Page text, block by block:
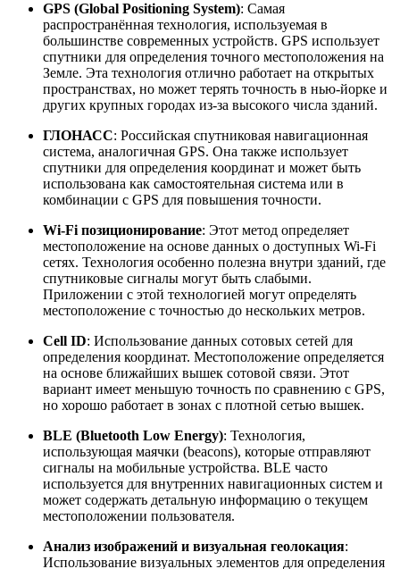
GPS (Global Positioning System): Самая
распространённая технология, используемая в
большинстве современных устройств. GPS использует
спутники для определения точного местоположения на
Земле. Эта технология отлично работает на открытых
пространствах, но может терять точность в нью-йорке и
других крупных городах из-за высокого числа зданий.
ГЛОНАСС: Российская спутниковая навигационная
система, аналогичная GPS. Она также использует
спутники для определения координат и может быть
использована как самостоятельная система или в
комбинации с GPS для повышения точности.
Wi-Fi позиционирование: Этот метод определяет
местоположение на основе данных о доступных Wi-Fi
сетях. Технология особенно полезна внутри зданий, где
спутниковые сигналы могут быть слабыми.
Приложении с этой технологией могут определять
местоположение с точностью до нескольких метров.
Cell ID: Использование данных сотовых сетей для
определения координат. Местоположение определяется
на основе ближайших вышек сотовой связи. Этот
вариант имеет меньшую точность по сравнению с GPS,
но хорошо работает в зонах с плотной сетью вышек.
BLE (Bluetooth Low Energy): Технология,
использующая маячки (beacons), которые отправляют
сигналы на мобильные устройства. BLE часто
используется для внутренних навигационных систем и
может содержать детальную информацию о текущем
местоположении пользователя.
Анализ изображений и визуальная геолокация:
Использование визуальных элементов для определения